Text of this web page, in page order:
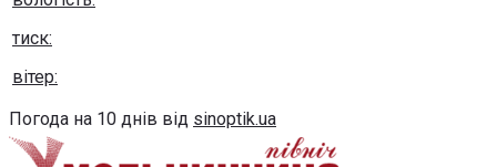
тиск:
вітер:
Погода на 10 днів від sinoptik.ua